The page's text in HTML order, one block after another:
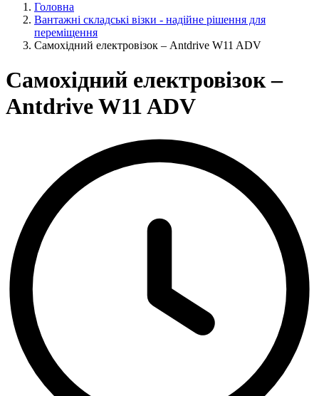
Головна
Вантажні складські візки - надійне рішення для
переміщення
Cамохідний електровізок – Antdrive W11 ADV
Cамохідний електровізок –
Antdrive W11 ADV